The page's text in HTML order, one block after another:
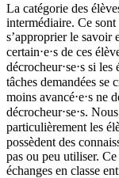
La catégorie des
intermédiaire. Ce
s’approprier le savoir
certain⋅e⋅s de ces
décrocheur⋅se⋅s si
tâches demandées se
moins avancé⋅e⋅s ne
décrocheur⋅se⋅s.
particulièrement les
possèdent des
pas ou peu utiliser.
échanges en classe